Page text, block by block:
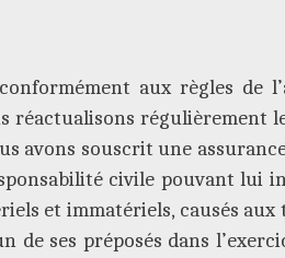
aux règles
réactualisons régulièrement
avons souscrit une
civile pouvant lui
et immatériels, causés
ses préposés dans